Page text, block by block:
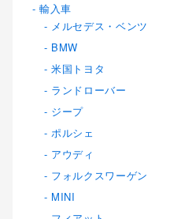
輸入車
メルセデス・ベンツ
BMW
米国トヨタ
ランドローバー
ジープ
ポルシェ
アウディ
フォルクスワーゲン
MINI